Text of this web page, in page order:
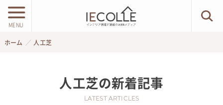
MENU
ホーム 人工芝
人工芝の新着記事
LATEST ARTICLES